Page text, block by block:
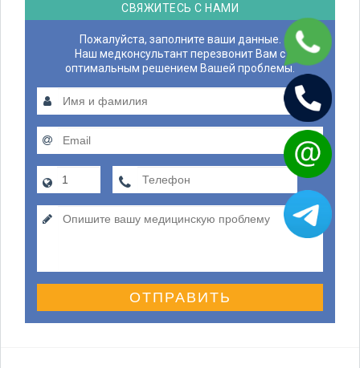
СВЯЖИТЕСЬ С НАМИ
Пожалуйста, заполните ваши данные.
Наш медконсультант перезвонит Вам с
оптимальным решением Вашей проблемы.
ОТПРАВИТЬ